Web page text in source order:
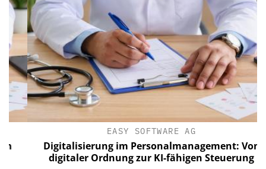
EASY SOFTWARE AG
Digitalisierung im Personalmanagement: Von
digitaler Ordnung zur KI-fähigen Steuerung